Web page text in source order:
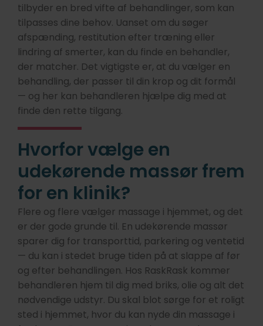
tilbyder en bred vifte af behandlinger, som kan
tilpasses dine behov. Uanset om du søger
afspænding, restitution efter træning eller
lindring af smerter, kan du finde en behandler,
der matcher. Det vigtigste er, at du vælger en
behandling, der passer til din krop og dit formål
— og her kan behandleren hjælpe dig med at
finde den rette tilgang.
Hvorfor vælge en
udekørende massør frem
for en klinik?
Flere og flere vælger massage i hjemmet, og det
er der gode grunde til. En udekørende massør
sparer dig for transporttid, parkering og ventetid
— du kan i stedet bruge tiden på at slappe af før
og efter behandlingen. Hos RaskRask kommer
behandleren hjem til dig med briks, olie og alt det
nødvendige udstyr. Du skal blot sørge for et roligt
sted i hjemmet, hvor du kan nyde din massage i